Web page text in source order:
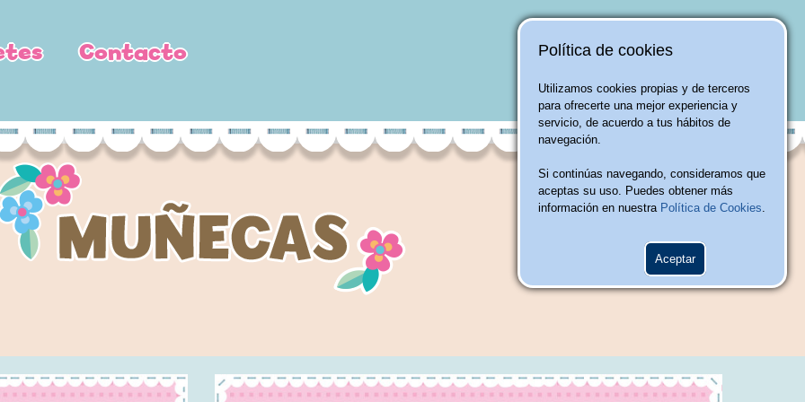
Política de cookies
Utilizamos cookies propias y de terceros
para ofrecerte una mejor experiencia y
servicio, de acuerdo a tus hábitos de
navegación.
Si continúas navegando, consideramos que
aceptas su uso. Puedes obtener más
información en nuestra Política de Cookies.
Aceptar
Contacto